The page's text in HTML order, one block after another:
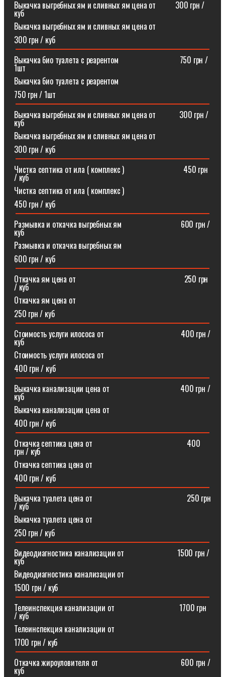
Выкачка выгребных ям и сливных ям цена от ⠀⠀⠀300 грн /
куб
Выкачка выгребных ям и сливных ям цена от
300 грн / куб
Выкачка био туалета с реарентом ⠀⠀⠀⠀⠀⠀⠀⠀⠀⠀750 грн /
1шт
Выкачка био туалета с реарентом
750 грн / 1шт
Выкачка выгребных ям и сливных ям цена от⠀⠀⠀⠀300 грн /
куб
Выкачка выгребных ям и сливных ям цена от
300 грн / куб
Чистка септика от ила ( комплекс )⠀⠀⠀⠀⠀⠀⠀⠀⠀⠀450 грн
/ куб
Чистка септика от ила ( комплекс )
450 грн / куб
Размывка и откачка выгребных ям⠀⠀⠀⠀⠀⠀⠀⠀⠀⠀600 грн /
куб
Размывка и откачка выгребных ям
600 грн / куб
Откачка ям цена от ⠀⠀⠀⠀⠀⠀⠀⠀⠀⠀⠀⠀⠀⠀⠀⠀⠀⠀250 грн
/ куб
Откачка ям цена от
250 грн / куб
Стоимость услуги илососа от⠀⠀⠀⠀⠀⠀⠀⠀⠀⠀⠀⠀⠀400 грн /
куб
Стоимость услуги илососа от
400 грн / куб
Выкачка канализации цена от⠀⠀⠀⠀⠀⠀⠀⠀⠀⠀⠀⠀400 грн /
куб
Выкачка канализации цена от
400 грн / куб
Откачка септика цена от⠀⠀⠀⠀⠀⠀⠀⠀⠀⠀⠀⠀⠀⠀⠀⠀400
грн / куб
Откачка септика цена от
400 грн / куб
Выкачка туалета цена от⠀⠀⠀⠀⠀⠀⠀⠀⠀⠀⠀⠀⠀⠀⠀⠀250 грн
/ куб
Выкачка туалета цена от
250 грн / куб
Видеодиагностика канализации от⠀⠀⠀⠀⠀⠀⠀⠀⠀1500 грн /
куб
Видеодиагностика канализации от
1500 грн / куб
Телеинспекция канализации от⠀⠀⠀⠀⠀⠀⠀⠀⠀⠀⠀1700 грн
/ куб
Телеинспекция канализации от
1700 грн / куб
Откачка жироуловителя от⠀⠀⠀⠀⠀⠀⠀⠀⠀⠀⠀⠀⠀⠀600 грн /
куб